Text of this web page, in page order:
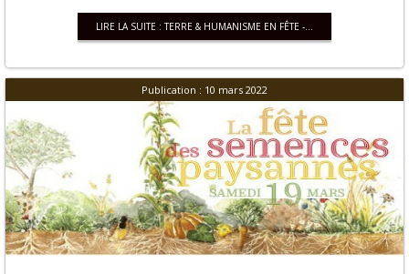
LIRE LA SUITE : TERRE & HUMANISME EN FÊTE -...
Publication : 10 mars 2022